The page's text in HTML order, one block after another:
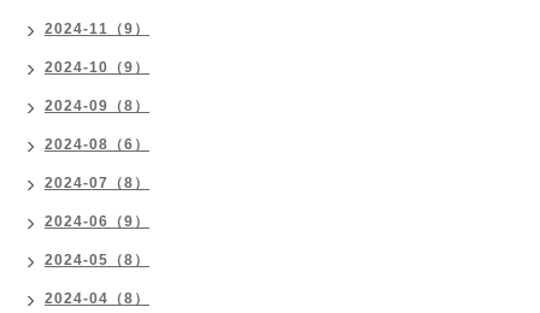
2024-11（9）
2024-10（9）
2024-09（8）
2024-08（6）
2024-07（8）
2024-06（9）
2024-05（8）
2024-04（8）